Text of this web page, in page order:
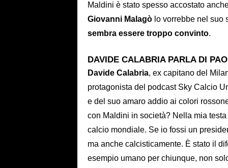
Maldini è stato spesso accostato
Giovanni Malagò lo vorrebbe nel suo
sembra essere troppo convinto.
DAVIDE CALABRIA PARLA DI
Davide Calabria, ex capitano del
protagonista del podcast Sky Calcio
e del suo amaro addio ai colori
con Maldini in società? Nella mia
calcio mondiale. Se io fossi un
ma anche calcisticamente. È stato il
esempio umano per chiunque, non